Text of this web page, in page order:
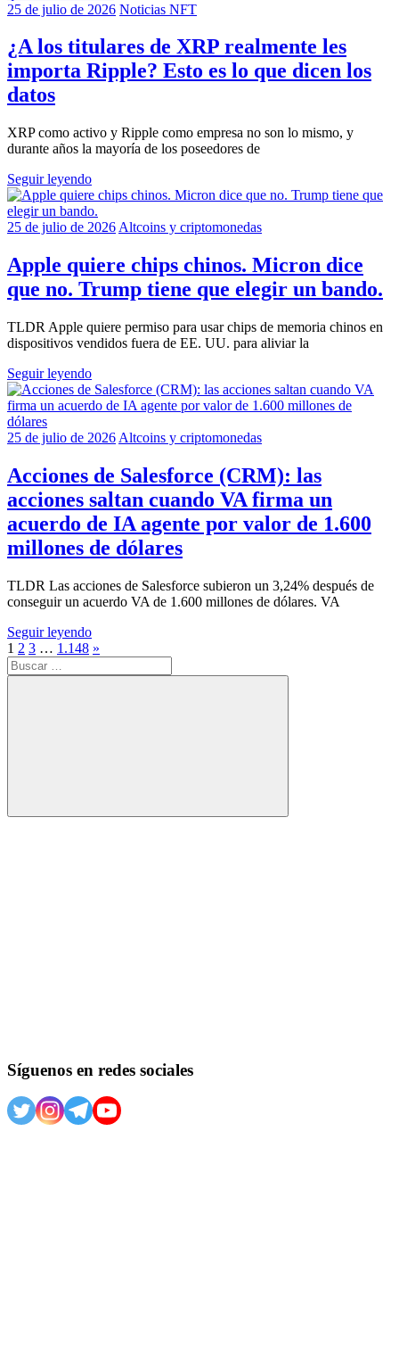
25 de julio de 2026 Noticias NFT
¿A los titulares de XRP realmente les
importa Ripple? Esto es lo que dicen los
datos
XRP como activo y Ripple como empresa no son lo mismo, y
durante años la mayoría de los poseedores de
Seguir leyendo
25 de julio de 2026 Altcoins y criptomonedas
Apple quiere chips chinos. Micron dice
que no. Trump tiene que elegir un bando.
TLDR Apple quiere permiso para usar chips de memoria chinos en
dispositivos vendidos fuera de EE. UU. para aliviar la
Seguir leyendo
25 de julio de 2026 Altcoins y criptomonedas
Acciones de Salesforce (CRM): las
acciones saltan cuando VA firma un
acuerdo de IA agente por valor de 1.600
millones de dólares
TLDR Las acciones de Salesforce subieron un 3,24% después de
conseguir un acuerdo VA de 1.600 millones de dólares. VA
Seguir leyendo
Paginación
de
1 2 3 … 1.148 Entradas
»
Buscar:
Buscar
Síguenos en redes sociales